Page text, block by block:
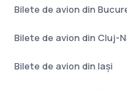
Bilete de avion din
Bilete de avion din Cluj-
Bilete de avion din Iași